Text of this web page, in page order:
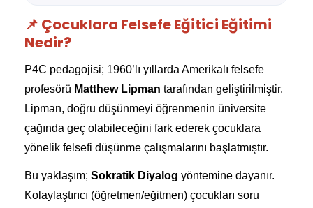
📌 Çocuklara Felsefe Eğitici Eğitimi
Nedir?
P4C pedagojisi; 1960’lı yıllarda Amerikalı felsefe
profesörü Matthew Lipman tarafından geliştirilmiştir.
Lipman, doğru düşünmeyi öğrenmenin üniversite
çağında geç olabileceğini fark ederek çocuklara
yönelik felsefi düşünme çalışmalarını başlatmıştır.
Bu yaklaşım; Sokratik Diyalog yöntemine dayanır.
Kolaylaştırıcı (öğretmen/eğitmen) çocukları soru